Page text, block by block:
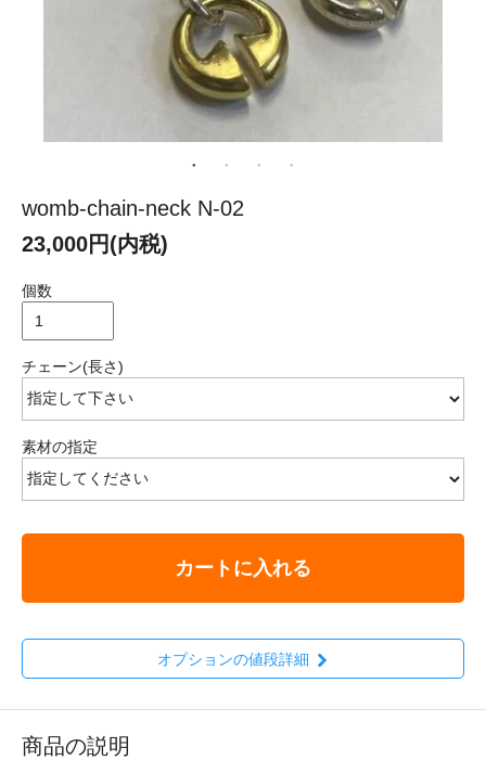
womb-chain-neck N-02
23,000円(内税)
個数
チェーン(長さ)
素材の指定
カートに入れる
オプションの値段詳細
商品の説明